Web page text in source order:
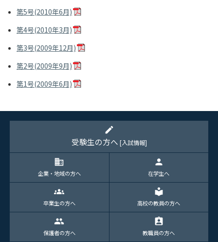
第5号(2010年6月)
第4号(2010年3月)
第3号(2009年12月)
第2号(2009年9月)
第1号(2009年6月)
edit
受験生の方へ [入試情報]
domain
企業・地域の方へ
person
在学生へ
groups
卒業生の方へ
local_library
高校の教員の方へ
group
保護者の方へ
assignment_ind
教職員の方へ